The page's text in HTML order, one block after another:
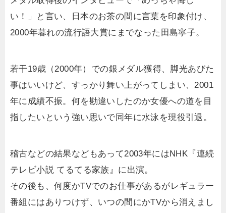
い！」と言い、日本のお茶の間に言葉を印象付け、
2000年暮れの流行語大賞にまでなった田島寧子。
若干19歳（2000年）での銀メダル獲得、脚光あびた
事はいいけど、すっかり舞い上がってしまい、2001
年に成績不振。何を勘違いしたのか女優への道を目
指したいという強い思いで同年に水泳を現役引退。
稽古などの結果などもあって2003年にはNHK『連続
テレビ小説 てるてる家族』に出演。
その後も、何度かTVでのお仕事があるがレギュラー
番組にはありつけず、いつの間にかTVから消えまし